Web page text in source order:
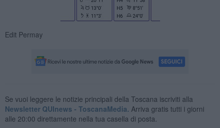
Edit Permay
Se vuoi leggere le notizie principali della Toscana iscriviti alla
Newsletter QUInews - ToscanaMedia. Arriva gratis tutti i giorni
alle 20:00 direttamente nella tua casella di posta.